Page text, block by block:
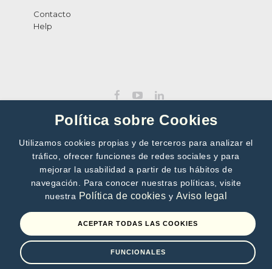
Política sobre Cookies
Utilizamos cookies propias y de terceros para analizar el
tráfico, ofrecer funciones de redes sociales y para
mejorar la usabilidad a partir de tus hábitos de
navegación. Para conocer nuestras políticas, visite
nuestra Política de cookies y Aviso legal
ACEPTAR TODAS LAS COOKIES
FUNCIONALES
Contacto
Help
SUBSCRIBE TO OUR NEWSLETTER
>>
Terms of use Privacy Policy Cookies policy